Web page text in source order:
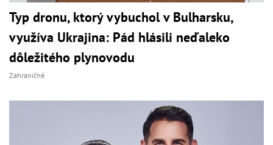
Typ dronu, ktorý vybuchol v Bulharsku,
využíva Ukrajina: Pád hlásili neďaleko
dôležitého plynovodu
Zahraničné